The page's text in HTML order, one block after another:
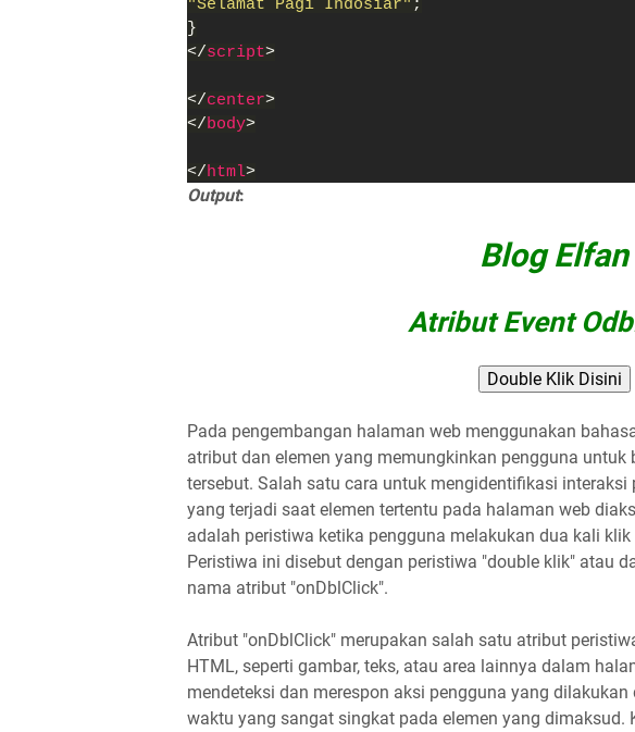
"Selamat Pagi Indosiar" ;
}
</script>
</center>
</body>
</html>
Output:
Blog Elfan
Atribut Event
Double Klik Disini
Pada pengembangan halaman web menggunakan
atribut dan elemen yang memungkinkan pengguna untuk
tersebut. Salah satu cara untuk mengidentifikasi
yang terjadi saat elemen tertentu pada halaman web
adalah peristiwa ketika pengguna melakukan dua kali
Peristiwa ini disebut dengan peristiwa "double klik" atau
nama atribut "onDblClick".
Atribut "onDblClick" merupakan salah satu atribut
HTML, seperti gambar, teks, atau area lainnya dalam
mendeteksi dan merespon aksi pengguna yang
waktu yang sangat singkat pada elemen yang dimaksud.